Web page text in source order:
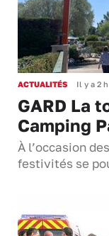
ACTUALITÉS Il y a 2 h
GARD La
Camping
À l’occasion
festivités se